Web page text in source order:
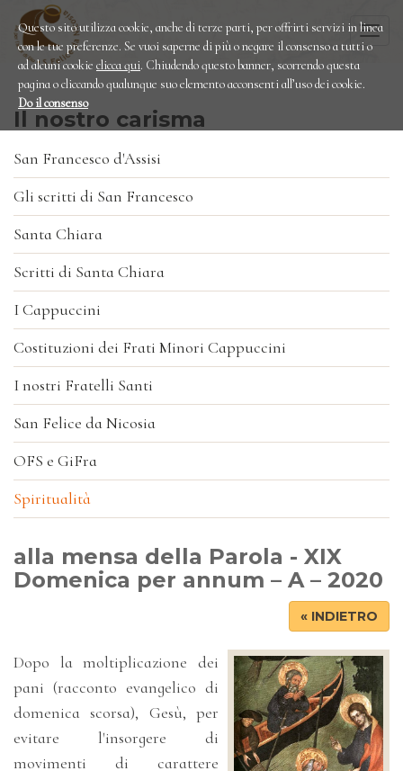
Il nostro carisma
San Francesco d'Assisi
Gli scritti di San Francesco
Santa Chiara
Scritti di Santa Chiara
I Cappuccini
Costituzioni dei Frati Minori Cappuccini
I nostri Fratelli Santi
San Felice da Nicosia
OFS e GiFra
Spiritualità
alla mensa della Parola - XIX
Domenica per annum – A – 2020
« INDIETRO
Dopo la moltiplicazione dei
pani (racconto evangelico di
domenica scorsa), Gesù, per
evitare l'insorgere di
movimenti di carattere
Questo sito utilizza cookie, anche di terze parti, per offrirti servizi in linea
con le tue preferenze. Se vuoi saperne di più o negare il consenso a tutti o
ad alcuni cookie clicca qui. Chiudendo questo banner, scorrendo questa
pagina o cliccando qualunque suo elemento acconsenti all’uso dei cookie.
Do il consenso